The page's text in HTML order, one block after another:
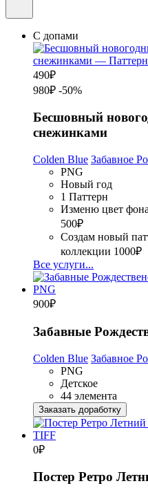
С допами
490₽
980₽ -50%
Бесшовный
снежинками
Colden Blue Забавное
PNG
Новый год
1 Паттерн
Изменю цвет фона
500₽
Создам новый
коллекции 1000₽
Все услуги...
900₽
Забавные
Colden Blue Забавное
PNG
Детское
44 элемента
Заказать доработку
0₽
Постер Ретро